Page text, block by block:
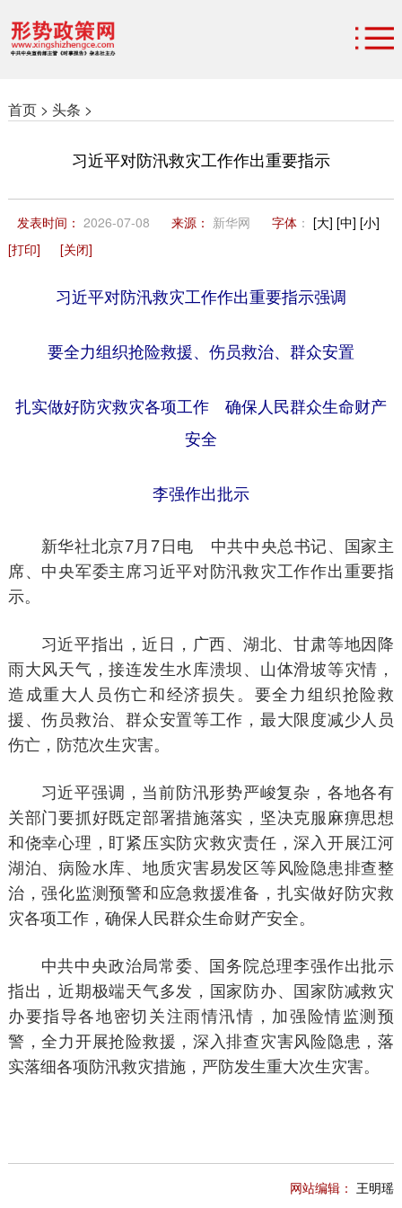
首页 > 头条 >
习近平对防汛救灾工作作出重要指示
发表时间： 2026-07-08 来源： 新华网 字体： [大] [中] [小]
[打印]
[关闭]
习近平对防汛救灾工作作出重要指示强调
要全力组织抢险救援、伤员救治、群众安置
扎实做好防灾救灾各项工作 确保人民群众生命财产
安全
李强作出批示
新华社北京7月7日电 中共中央总书记、国家主
席、中央军委主席习近平对防汛救灾工作作出重要指
示。
习近平指出，近日，广西、湖北、甘肃等地因降
雨大风天气，接连发生水库溃坝、山体滑坡等灾情，
造成重大人员伤亡和经济损失。要全力组织抢险救
援、伤员救治、群众安置等工作，最大限度减少人员
伤亡，防范次生灾害。
习近平强调，当前防汛形势严峻复杂，各地各有
关部门要抓好既定部署措施落实，坚决克服麻痹思想
和侥幸心理，盯紧压实防灾救灾责任，深入开展江河
湖泊、病险水库、地质灾害易发区等风险隐患排查整
治，强化监测预警和应急救援准备，扎实做好防灾救
灾各项工作，确保人民群众生命财产安全。
中共中央政治局常委、国务院总理李强作出批示
指出，近期极端天气多发，国家防办、国家防减救灾
办要指导各地密切关注雨情汛情，加强险情监测预
警，全力开展抢险救援，深入排查灾害风险隐患，落
实落细各项防汛救灾措施，严防发生重大次生灾害。
网站编辑： 王明瑶